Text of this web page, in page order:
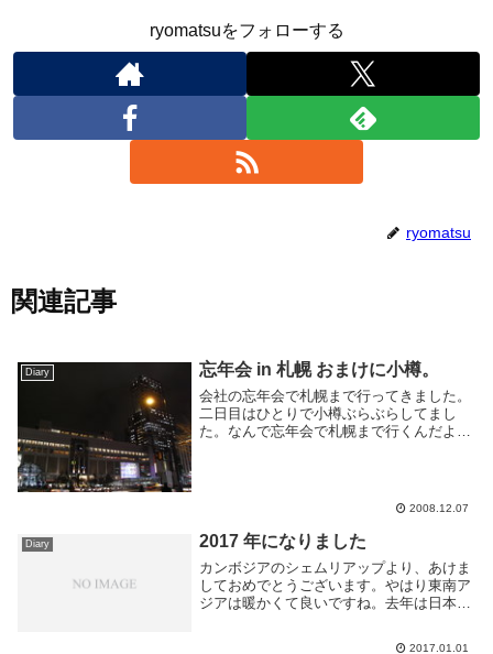
ryomatsuをフォローする
ryomatsu
関連記事
Diary 忘年会 in 札幌 おまけに小樽。
会社の忘年会で札幌まで行ってきました。
二日目はひとりで小樽ぶらぶらしてまし
た。なんで忘年会で札幌まで行くんだよと
2008.12.07
Diary 2017 年になりました
カンボジアのシェムリアップより、あけま
しておめでとうございます。やはり東南ア
ジアは暖かくて良いですね。去年は日本に
2017.01.01